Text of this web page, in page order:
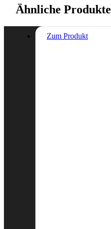
Ähnliche Produkte
Zum Produkt